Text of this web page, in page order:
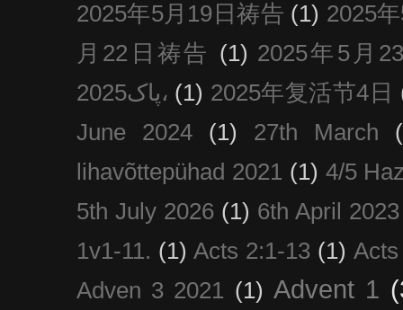
2025年5月19日祷告 (1) 2025
月22日祷告 (1) 2025年5月
پاک2025، (1) 2025年复活节4日
June 2024
(1) 27th March
lihavõttepühad 2021 (1) 4/5
5th July 2026 (1) 6th April 2023
1v1-11. (1) Acts 2:1-13 (1)
Adven 3 2021 (1) Advent 1